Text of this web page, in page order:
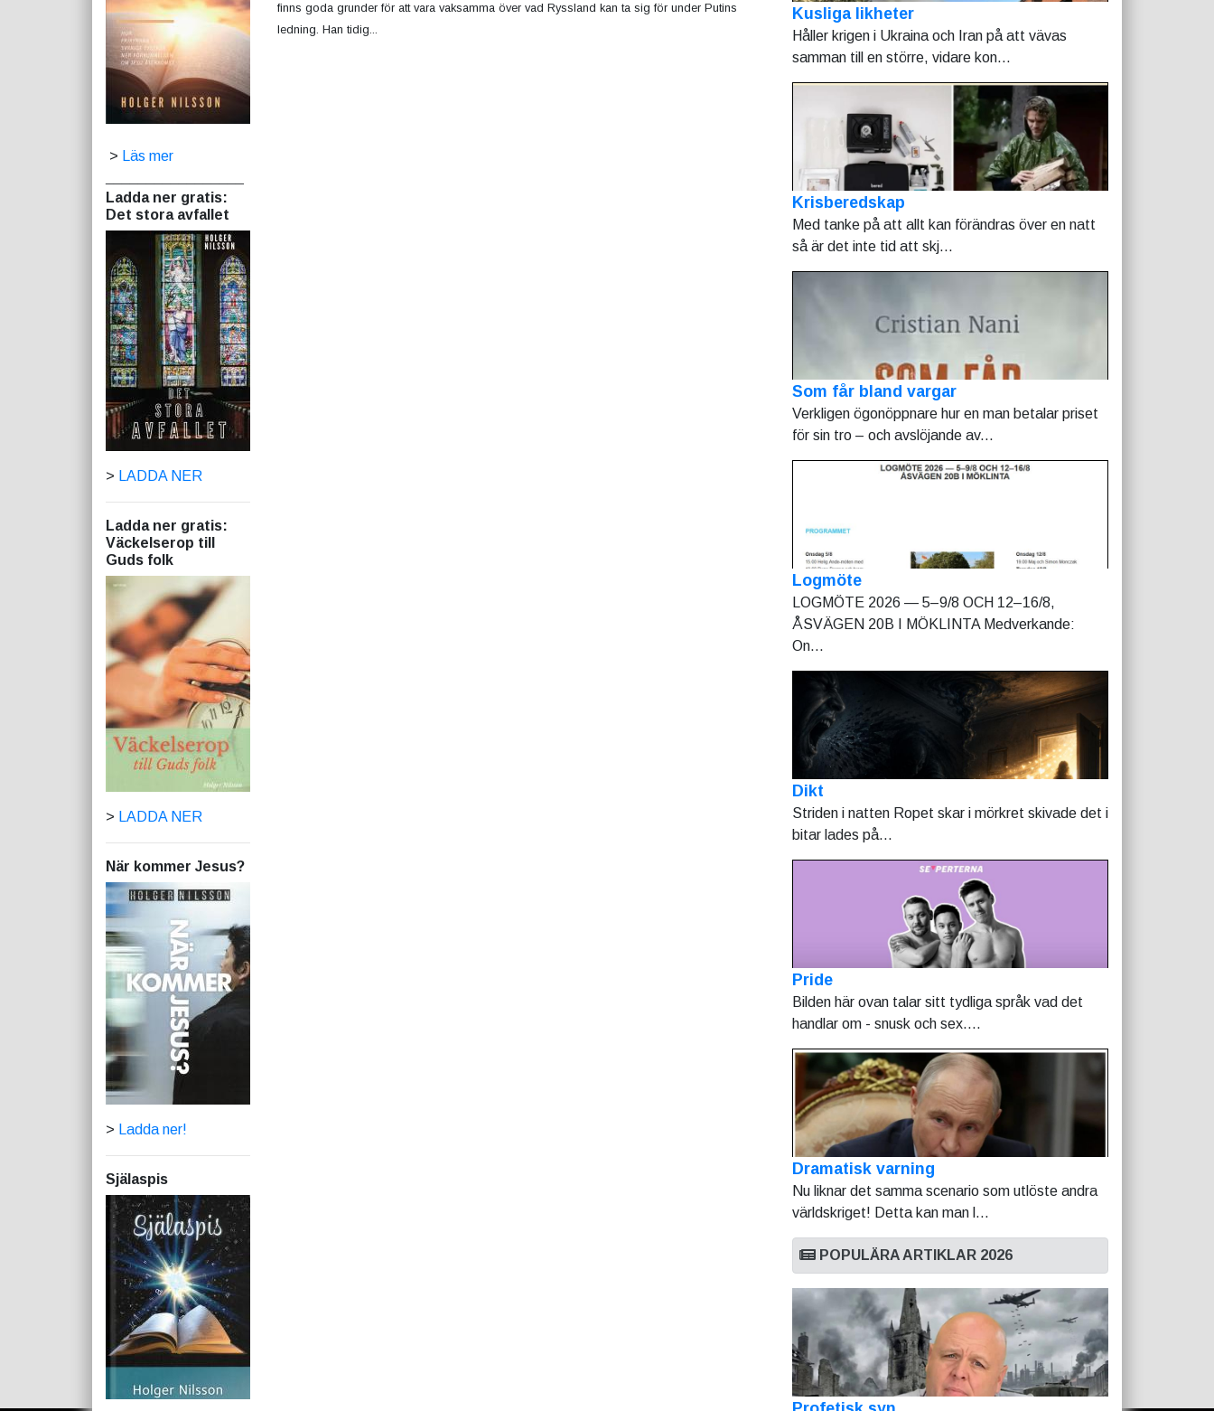
> Läs mer
Ladda ner gratis:
Det stora avfallet
> LADDA NER
Ladda ner gratis:
Väckelserop till
Guds folk
> LADDA NER
När kommer Jesus?
> Ladda ner!
Själaspis
finns goda grunder för att vara vaksamma över vad Ryssland kan ta sig för under Putins
ledning. Han tidig...
Kusliga likheter
Håller krigen i Ukraina och Iran på att vävas
samman till en större, vidare kon...
Krisberedskap
Med tanke på att allt kan förändras över en natt
så är det inte tid att skj...
Som får bland vargar
Verkligen ögonöppnare hur en man betalar priset
för sin tro – och avslöjande av...
Logmöte
LOGMÖTE 2026 — 5–9/8 OCH 12–16/8,
ÅSVÄGEN 20B I MÖKLINTA Medverkande:
On...
Dikt
Striden i natten Ropet skar i mörkret skivade det i
bitar lades på...
Pride
Bilden här ovan talar sitt tydliga språk vad det
handlar om - snusk och sex....
Dramatisk varning
Nu liknar det samma scenario som utlöste andra
världskriget! Detta kan man l...
POPULÄRA ARTIKLAR 2026